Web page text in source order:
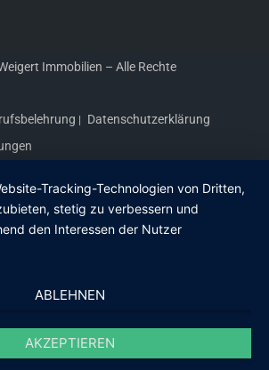
Immobilien – Alle Rechte
Datenschutzerklärung
Tracking-Technologien von Dritten,
stetig zu verbessern und
den Interessen der Nutzer
ABLEHNEN
AKZEPTIEREN